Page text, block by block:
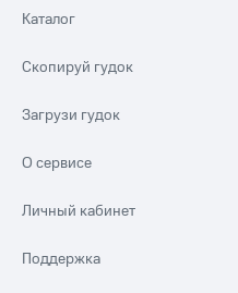
Каталог
Скопируй гудок
Загрузи гудок
О сервисе
Личный кабинет
Поддержка